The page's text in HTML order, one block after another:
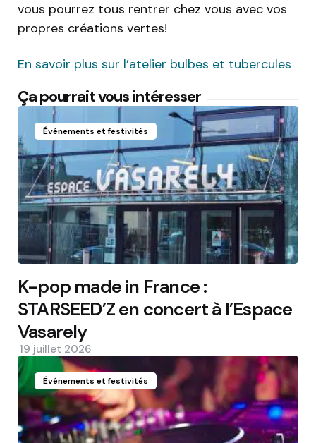
vous pourrez tous rentrer chez vous avec vos
propres créations vertes!
En savoir plus sur l’atelier bulbes et tubercules
Ça pourrait vous intéresser
Événements et festivités
K-pop made in France :
STARSEED’Z en concert à l’Espace
Vasarely
19 juillet 2026
Événements et festivités